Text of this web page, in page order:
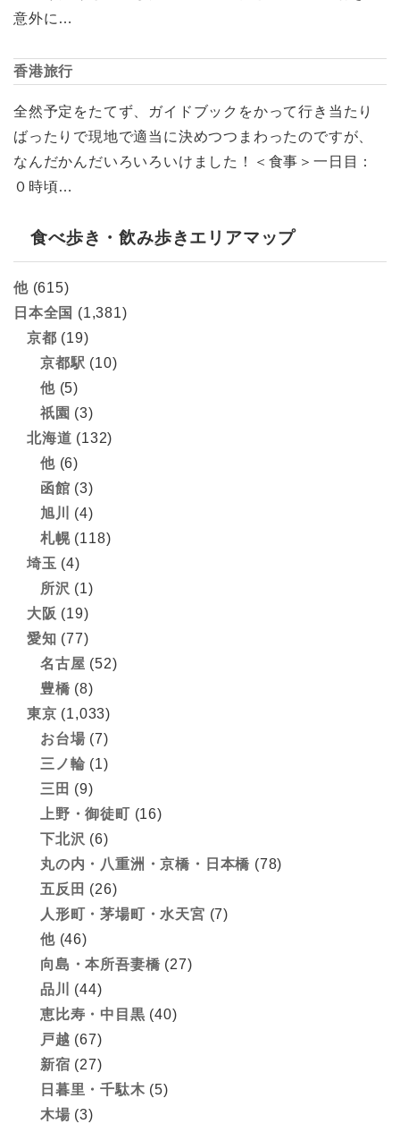
意外に…
香港旅行
全然予定をたてず、ガイドブックをかって行き当たり
ばったりで現地で適当に決めつつまわったのですが、
なんだかんだいろいろいけました！＜食事＞一日目：
０時頃…
食べ歩き・飲み歩きエリアマップ
他(615)
日本全国 (1,381)
京都 (19)
京都駅 (10)
他(5)
祇園 (3)
北海道 (132)
他(6)
函館 (3)
旭川
(4)
札幌(118)
埼玉 (4)
所沢 (1)
大阪 (19)
愛知 (77)
名古屋 (52)
豊橋 (8)
東京 (1,033)
お台場 (7)
三ノ輪 (1)
三田 (9)
上野・御徒町
(16)
下北沢 (6)
丸の内・八重洲・京橋・日本橋 (78)
五反田 (26)
人形町・茅場町・水天宮 (7)
他(46)
向島・本所吾妻橋 (27)
品川
(44)
恵比寿・中目黒 (40)
戸越 (67)
新宿 (27)
日暮里・千駄木 (5)
木場 (3)